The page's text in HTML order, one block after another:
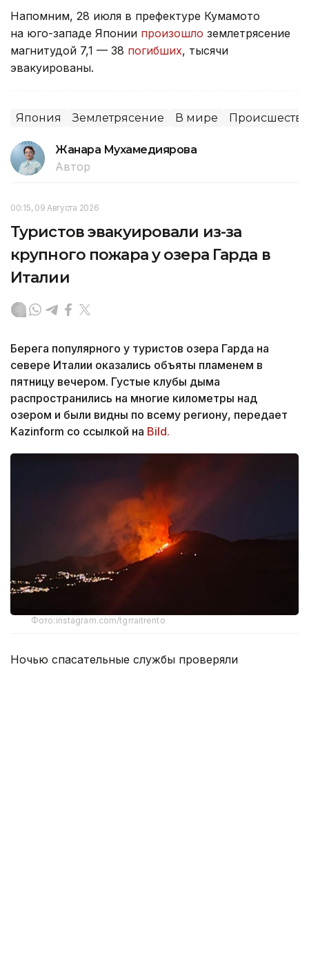
Напомним, 28 июля в префектуре Кумамото
на юго-западе Японии произошло землетрясение
магнитудой 7,1 — 38 погибших, тысячи
эвакуированы.
Япония Землетрясение В мире
Жанара Мухамедиярова
Автор
00:15, 09 Августа 2026
Туристов эвакуировали из-за
крупного пожара у озера Гарда в
Италии
Берега популярного у туристов озера Гарда на
севере Италии оказались объяты пламенем в
пятницу вечером. Густые клубы дыма
распространились на многие километры над
озером и были видны по всему региону, передает
Kazinform со ссылкой на Bild.
Фото:instagram.com/tgrraitrento
Ночью спасательные службы проверяли